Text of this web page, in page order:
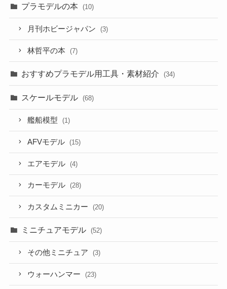
プラモデルの本 (10)
月刊ホビージャパン (3)
林哲平の本 (7)
おすすめプラモデル用工具・素材紹介 (34)
スケールモデル (68)
艦船模型 (1)
AFVモデル (15)
エアモデル (4)
カーモデル (28)
カスタムミニカー (20)
ミニチュアモデル (52)
その他ミニチュア (3)
ウォーハンマー (23)